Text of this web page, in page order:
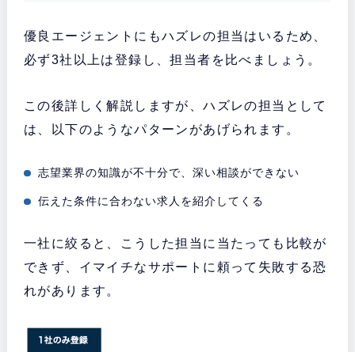
優良エージェントにもハズレの担当はいるため、
必ず3社以上は登録し、担当者を比べましょう。
この後詳しく解説しますが、ハズレの担当として
は、以下のようなパターンがあげられます。
志望業界の知識が不十分で、深い相談ができない
伝えた条件に合わない求人を紹介してくる
一社に絞ると、こうした担当に当たっても比較が
できず、イマイチなサポートに頼って失敗する恐
れがあります。